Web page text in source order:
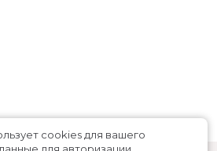
cookies для вашего